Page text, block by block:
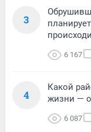
3
6 167
4
Какой
жизни —
6 087